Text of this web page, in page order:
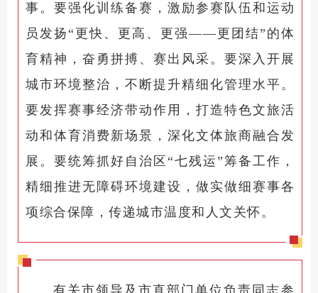
事。要强化训练备赛，激励参赛队伍和运动
员发扬“更快、更高、更强——更团结”的体
育精神，奋勇拼搏、赛出风采。要深入开展
城市环境整治，不断提升精细化管理水平。
要发挥赛事经济带动作用，打造特色文旅活
动和体育消费新场景，深化文体旅商融合发
展。要统筹抓好自治区“七残运”筹备工作，
精细推进无障碍环境建设，做实做细赛事各
项综合保障，传递城市温度和人文关怀。